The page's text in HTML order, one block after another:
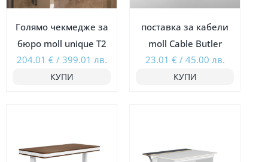
Голямо чекмедже за
бюро moll unique Т2
204.01 € / 399.01 лв.
КУПИ
поставка за кабели
moll Cable Butler
23.01 € / 45.00 лв.
КУПИ